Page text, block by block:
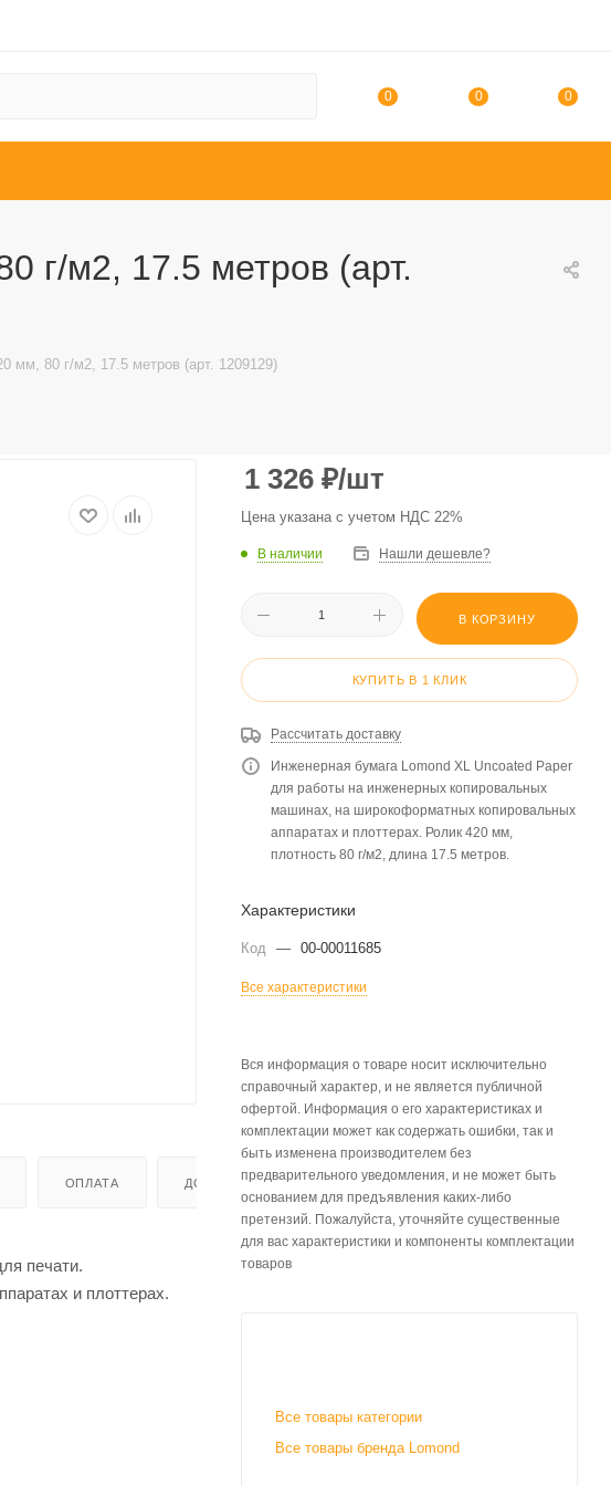
0 0 0
г/м2, 17.5 метров (арт.
мм, 80 г/м2, 17.5 метров (арт. 1209129)
ОПЛАТА ДОСТАВКА
печати.
и плоттерах.
1 326 ₽/шт
Цена указана с учетом НДС 22%
В наличии Нашли дешевле?
В КОРЗИНУ
КУПИТЬ В 1 КЛИК
Рассчитать доставку
Инженерная бумага Lomond XL Uncoated Paper
для работы на инженерных копировальных
машинах, на широкоформатных копировальных
аппаратах и плоттерах. Ролик 420 мм,
плотность 80 г/м2, длина 17.5 метров.
Характеристики
Код — 00-00011685
Все характеристики
Вся информация о товаре носит исключительно
справочный характер, и не является публичной
офертой. Информация о его характеристиках и
комплектации может как содержать ошибки, так и
быть изменена производителем без
предварительного уведомления, и не может быть
основанием для предъявления каких-либо
претензий. Пожалуйста, уточняйте существенные
для вас характеристики и компоненты комплектации
товаров
Все товары категории
Все товары бренда Lomond